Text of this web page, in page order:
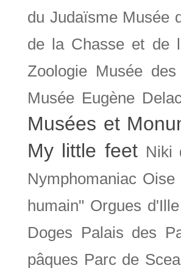
du Judaïsme Musée
de la Chasse et de
Zoologie Musée des
Musée Eugène
Musées et
My little feet Niki
Nymphomaniac Oise
humain" Orgues
Doges
Palais des
pâques Parc de